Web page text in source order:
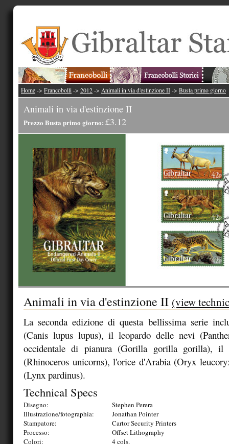
Home -> Francobolli -> 2012 -> Animali in via d'estinzione II -> Busta primo giorno
Animali in via d'estinzione II
Prezzo Busta primo giorno: £3.12
Animali in via d'estinzione II (view
La seconda edizione di questa bellissima serie
(Canis lupus lupus), il leopardo delle nevi
occidentale di pianura (Gorilla gorilla gorilla), il
(Rhinoceros unicorns), l'orice d'Arabia (Oryx
(Lynx pardinus).
Technical Specs
Disegno:
Stephen Perera
Illustrazione/fotographia:
Jonathan Pointer
Stampatore:
Cartor Security Printers
Processo:
Offset Lithography
Colori:
4 cols.